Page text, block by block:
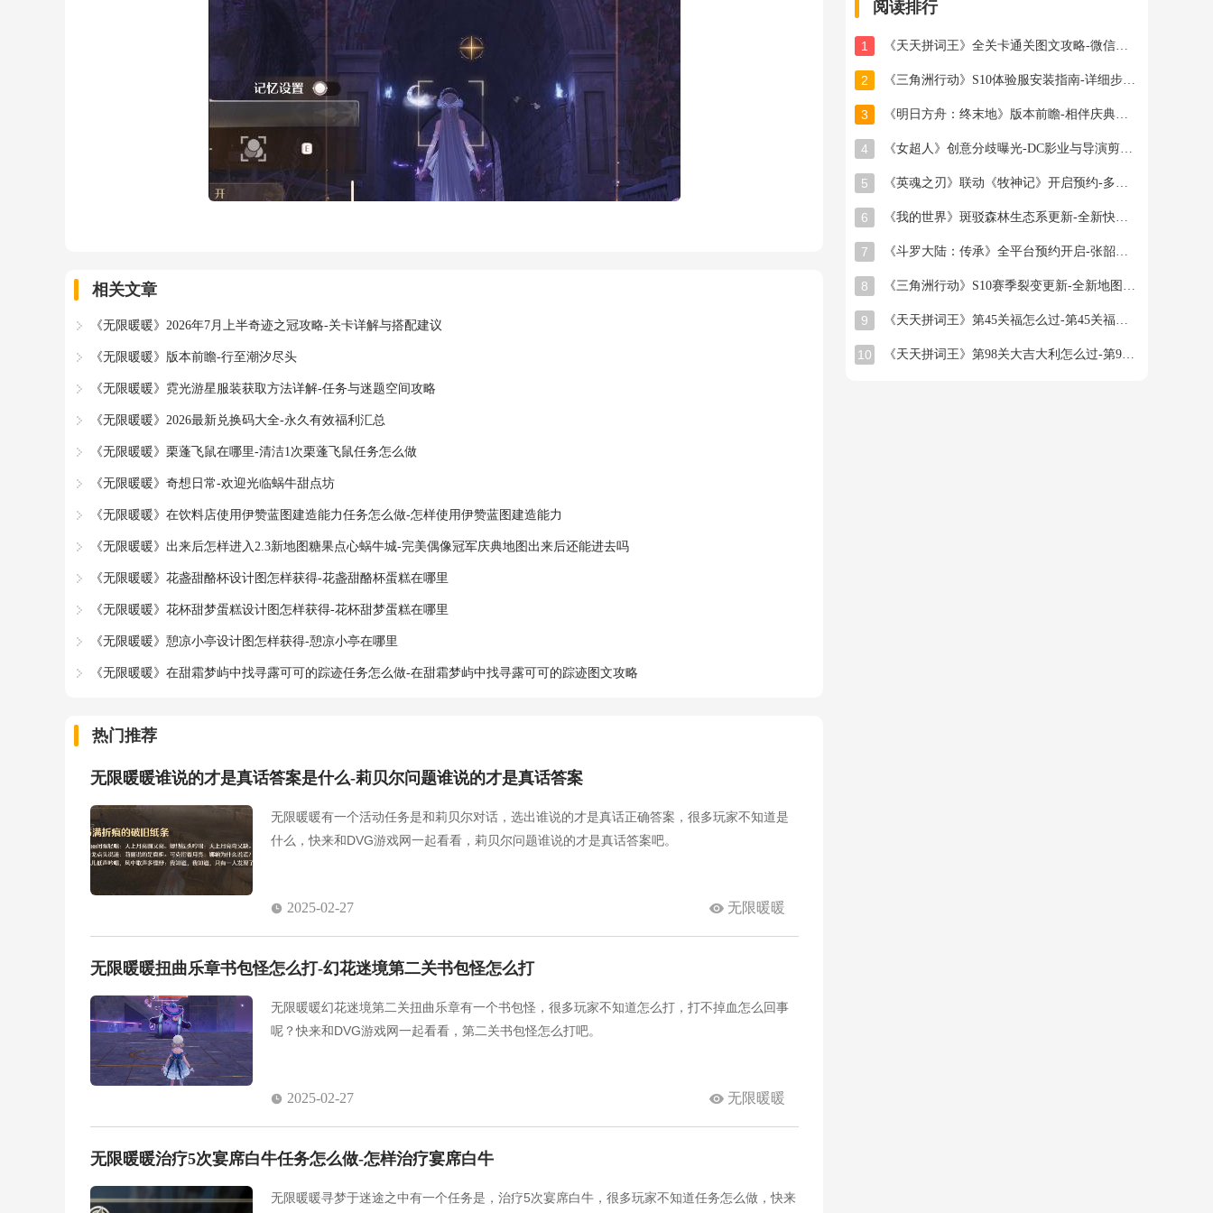
相关文章
《无限暖暖》2026年7月上半奇迹之冠攻略-关卡详解与搭配建议
《无限暖暖》版本前瞻-行至潮汐尽头
《无限暖暖》霓光游星服装获取方法详解-任务与迷题空间攻略
《无限暖暖》2026最新兑换码大全-永久有效福利汇总
《无限暖暖》栗蓬飞鼠在哪里-清洁1次栗蓬飞鼠任务怎么做
《无限暖暖》奇想日常-欢迎光临蜗牛甜点坊
《无限暖暖》在饮料店使用伊赞蓝图建造能力任务怎么做-怎样使用伊赞蓝图建造能力
《无限暖暖》出来后怎样进入2.3新地图糖果点心蜗牛城-完美偶像冠军庆典地图出来后还能进去吗
《无限暖暖》花盏甜酪杯设计图怎样获得-花盏甜酪杯蛋糕在哪里
《无限暖暖》花杯甜梦蛋糕设计图怎样获得-花杯甜梦蛋糕在哪里
《无限暖暖》憩凉小亭设计图怎样获得-憩凉小亭在哪里
《无限暖暖》在甜霜梦屿中找寻露可可的踪迹任务怎么做-在甜霜梦屿中找寻露可可的踪迹图文攻略
热门推荐
无限暖暖谁说的才是真话答案是什么-莉贝尔问题谁说的才是真话答案
无限暖暖有一个活动任务是和莉贝尔对话，选出谁说的才是真话正确答案，很多玩家不知道是
什么，快来和DVG游戏网一起看看，莉贝尔问题谁说的才是真话答案吧。
2025-02-27 无限暖暖
无限暖暖扭曲乐章书包怪怎么打-幻花迷境第二关书包怪怎么打
无限暖暖幻花迷境第二关扭曲乐章有一个书包怪，很多玩家不知道怎么打，打不掉血怎么回事
呢？快来和DVG游戏网一起看看，第二关书包怪怎么打吧。
2025-02-27 无限暖暖
无限暖暖治疗5次宴席白牛任务怎么做-怎样治疗宴席白牛
无限暖暖寻梦于迷途之中有一个任务是，治疗5次宴席白牛，很多玩家不知道任务怎么做，快来
阅读排行
1 《天天拼词王》全关卡通关图文攻略-微信小游戏最新最全关卡通关图文攻略
2 《三角洲行动》S10体验服安装指南-详细步骤与注意事项
3 《明日方舟：终末地》版本前瞻-相伴庆典与新干员登场
4 《女超人》创意分歧曝光-DC影业与导演剪辑之争
5 《英魂之刃》联动《牧神记》开启预约-多款旧皮返场半价星陨龙坐骑限时秒杀
6 《我的世界》斑驳森林生态系更新-全新快照版本抢先体验开启
7 《斗罗大陆：传承》全平台预约开启-张韶涵领衔邀你破茧成神
8 《三角洲行动》S10赛季裂变更新-全新地图首领与联动福利
9 《天天拼词王》第45关福怎么过-第45关福找出16个常用字图文攻略
10 《天天拼词王》第98关大吉大利怎么过-第98关大吉大利找出26个常用字图文攻略